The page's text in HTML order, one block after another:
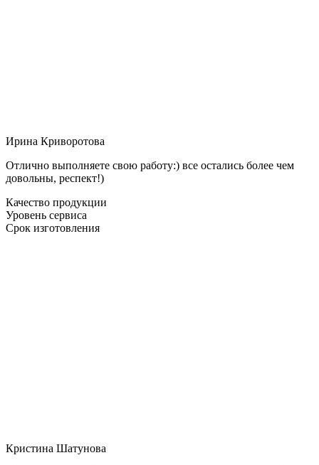
Ирина Криворотова
Отлично выполняете свою работу:) все остались более чем
довольны, респект!)
Качество продукции
Уровень сервиса
Срок изготовления
Кристина Шатунова